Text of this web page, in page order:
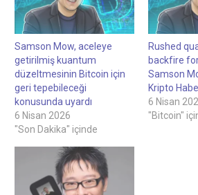
Samson Mow, aceleye
getirilmiş kuantum
düzeltmesinin Bitcoin için
geri tepebileceği
konusunda uyardı
6 Nisan 2026
"Son Dakika" içinde
Rushed
backfire
Samson
Kripto
6 Nisan
"Bitcoin"